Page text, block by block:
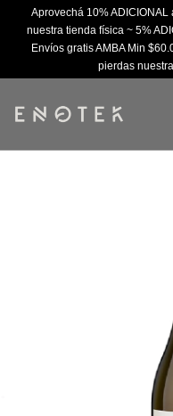
Aprovechá 10%
nuestra tienda física ~ 5%
Envíos gratis AMBA Min
pierdas